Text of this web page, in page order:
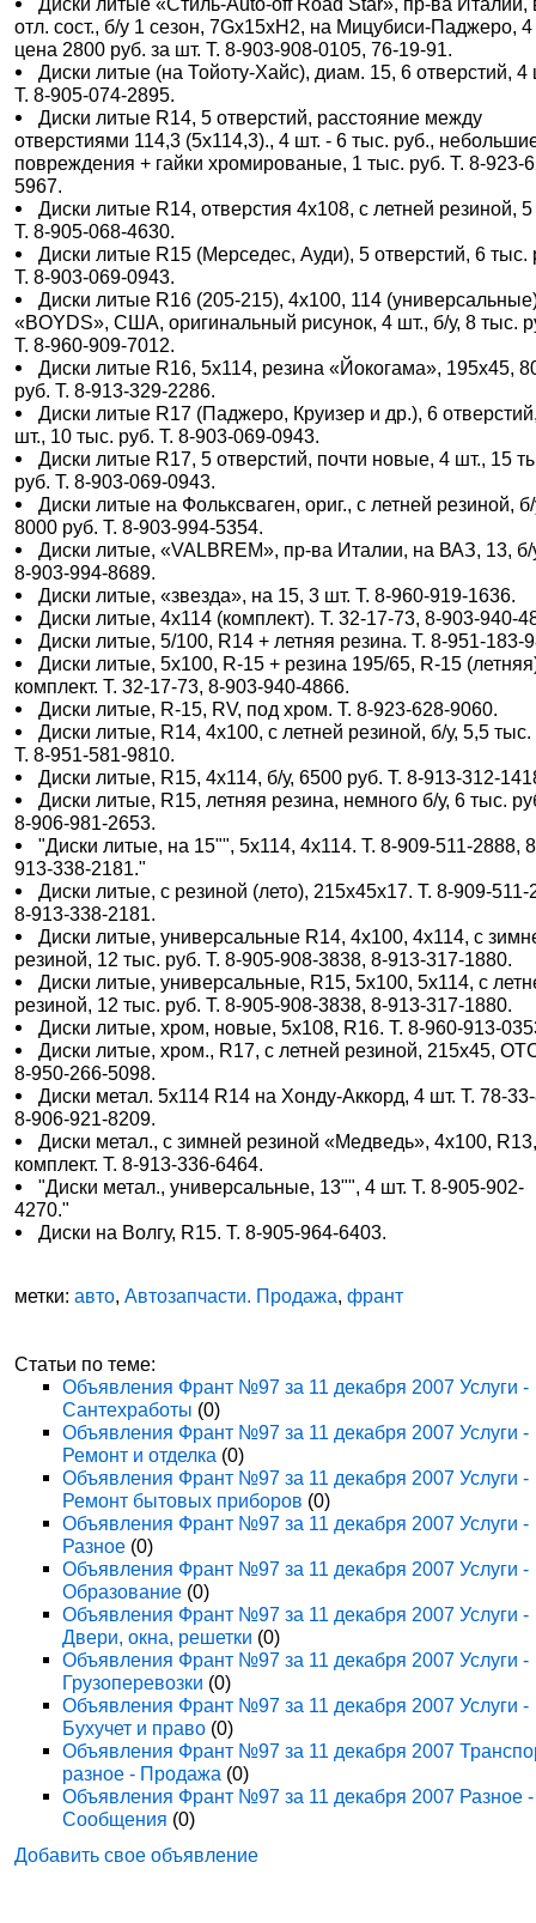
отл. сост., б/у 1 сезон, 7Gх15хH2, на Мицубиси-Паджеро,
цена 2800 руб. за шт. Т. 8-903-908-0105, 76-19-91.
Диски литые (на Тойоту-Хайс), диам. 15, 6 отверстий, 4
Т. 8-905-074-2895.
Диски литые R14, 5 отверстий, расстояние между
отверстиями 114,3 (5х114,3)., 4 шт. - 6 тыс. руб.,
повреждения + гайки хромированые, 1 тыс. руб. Т. 8-923-
5967.
Диски литые R14, отверстия 4х108, с летней резиной,
Т. 8-905-068-4630.
Диски литые R15 (Мерседес, Ауди), 5 отверстий, 6 тыс.
Т. 8-903-069-0943.
Диски литые R16 (205-215), 4х100, 114
«BOYDS», США, оригинальный рисунок, 4 шт., б/у, 8 тыс.
Т. 8-960-909-7012.
Диски литые R16, 5х114, резина «Йокогама», 195х45,
руб. Т. 8-913-329-2286.
Диски литые R17 (Паджеро, Круизер и др.), 6
шт., 10 тыс. руб. Т. 8-903-069-0943.
Диски литые R17, 5 отверстий, почти новые, 4 шт., 15
руб. Т. 8-903-069-0943.
Диски литые на Фольксваген, ориг., с летней резиной, б/
8000 руб. Т. 8-903-994-5354.
Диски литые, «VALBREM», пр-ва Италии, на ВАЗ, 13, б/
8-903-994-8689.
Диски литые, «звезда», на 15, 3 шт. Т. 8-960-919-1636.
Диски литые, 4х114 (комплект). Т. 32-17-73, 8-903-940-
Диски литые, 5/100, R14 + летняя резина. Т. 8-951-183-
Диски литые, 5х100, R-15 + резина 195/65, R-15
комплект. Т. 32-17-73, 8-903-940-4866.
Диски литые, R-15, RV, под хром. Т. 8-923-628-9060.
Диски литые, R14, 4x100, с летней резиной, б/у, 5,5 тыс.
Т. 8-951-581-9810.
Диски литые, R15, 4х114, б/у, 6500 руб. Т. 8-913-312-
Диски литые, R15, летняя резина, немного б/у, 6 тыс.
8-906-981-2653.
"Диски литые, на 15"", 5х114, 4х114. Т. 8-909-511-2888,
913-338-2181."
Диски литые, с резиной (лето), 215х45х17. Т. 8-909-511-
8-913-338-2181.
Диски литые, универсальные R14, 4х100, 4х114, с
резиной, 12 тыс. руб. Т. 8-905-908-3838, 8-913-317-1880.
Диски литые, универсальные, R15, 5х100, 5х114, с
резиной, 12 тыс. руб. Т. 8-905-908-3838, 8-913-317-1880.
Диски литые, хром, новые, 5х108, R16. Т. 8-960-913-
Диски литые, хром., R17, с летней резиной, 215х45,
8-950-266-5098.
Диски метал. 5х114 R14 на Хонду-Аккорд, 4 шт. Т. 78-
8-906-921-8209.
Диски метал., с зимней резиной «Медведь», 4х100,
комплект. Т. 8-913-336-6464.
"Диски метал., универсальные, 13"", 4 шт. Т. 8-905-902-
4270."
Диски на Волгу, R15. Т. 8-905-964-6403.
метки:авто,Автозапчасти. Продажа,франт
Статьи по теме:
Объявления Франт №97 за 11 декабря 2007 Услуги -
Сантехработы (0)
Объявления Франт №97 за 11 декабря 2007 Услуги -
Ремонт и отделка (0)
Объявления Франт №97 за 11 декабря 2007 Услуги -
Ремонт бытовых приборов (0)
Объявления Франт №97 за 11 декабря 2007 Услуги -
Разное (0)
Объявления Франт №97 за 11 декабря 2007 Услуги -
Образование (0)
Объявления Франт №97 за 11 декабря 2007 Услуги -
Двери, окна, решетки (0)
Объявления Франт №97 за 11 декабря 2007 Услуги -
Грузоперевозки (0)
Объявления Франт №97 за 11 декабря 2007 Услуги -
Бухучет и право (0)
Объявления Франт №97 за 11 декабря 2007
разное - Продажа (0)
Объявления Франт №97 за 11 декабря 2007 Разное -
Сообщения (0)
Добавить свое объявление